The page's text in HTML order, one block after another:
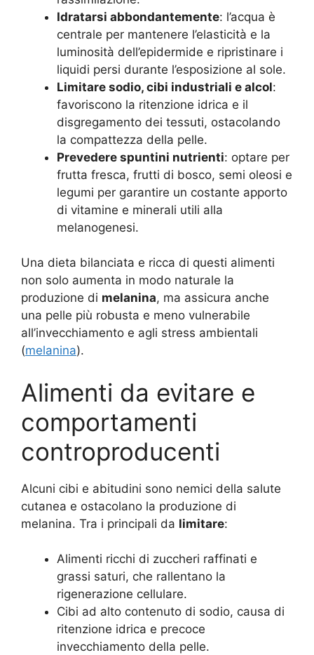
Idratarsi abbondantemente: l’acqua è
centrale per mantenere l’elasticità e la
luminosità dell’epidermide e ripristinare i
liquidi persi durante l’esposizione al sole.
Limitare sodio, cibi industriali e alcol:
favoriscono la ritenzione idrica e il
disgregamento dei tessuti, ostacolando
la compattezza della pelle.
Prevedere spuntini nutrienti: optare per
frutta fresca, frutti di bosco, semi oleosi e
legumi per garantire un costante apporto
di vitamine e minerali utili alla
melanogenesi.
Una dieta bilanciata e ricca di questi alimenti
non solo aumenta in modo naturale la
produzione di melanina, ma assicura anche
una pelle più robusta e meno vulnerabile
all’invecchiamento e agli stress ambientali
(melanina).
Alimenti da evitare e
comportamenti
controproducenti
Alcuni cibi e abitudini sono nemici della salute
cutanea e ostacolano la produzione di
melanina. Tra i principali da limitare:
Alimenti ricchi di zuccheri raffinati e
grassi saturi, che rallentano la
rigenerazione cellulare.
Cibi ad alto contenuto di sodio, causa di
ritenzione idrica e precoce
invecchiamento della pelle.